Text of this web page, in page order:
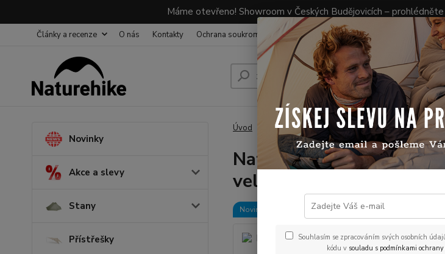
Máme otevřeno! Showroom v Českých Budějovicích –
Články a recenze O nás Kontakty Ochrana soukromí Obchodní podmínky Vrácení zboží
Hledat
Novinky
Akce a slevy
Stany
Přístřešky
Úvod Naturehike péřový ultralehký spací pytel Snow
Naturehike péřový
vel. M - 825g
Novinka Doprava ZDARMA
Souhlasím se zpracováním svých osobních
kódu v souladu s podmínkami